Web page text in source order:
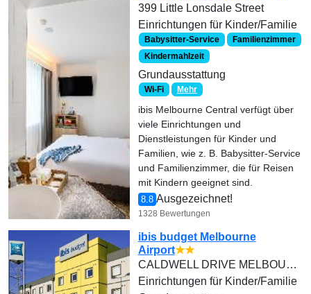
399 Little Lonsdale Street
Einrichtungen für Kinder/Familie
Babysitter-Service
Familienzimmer
Kindermahlzeit
Grundausstattung
Wi-Fi Mehr
ibis Melbourne Central verfügt über
viele Einrichtungen und
Dienstleistungen für Kinder und
Familien, wie z. B. Babysitter-Service
und Familienzimmer, die für Reisen
mit Kindern geeignet sind.
8.8 Ausgezeichnet!
1328 Bewertungen
ibis budget Melbourne
Airport★★
CALDWELL DRIVE MELBOURNE AIRPORT
Einrichtungen für Kinder/Familie